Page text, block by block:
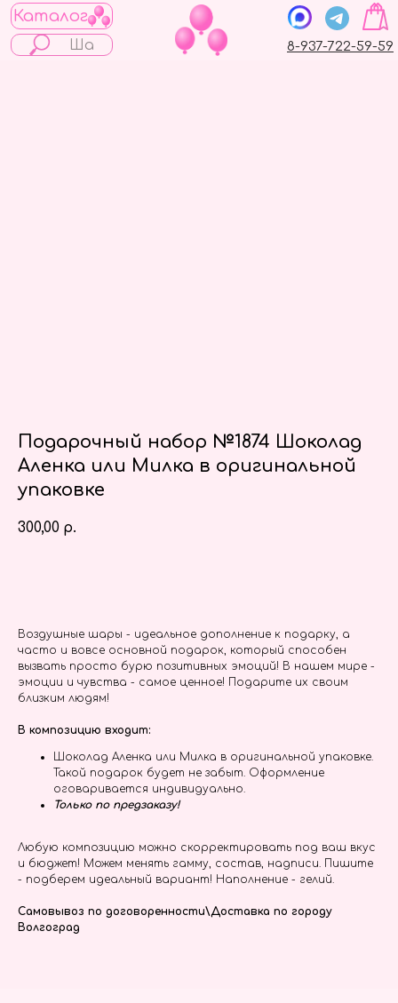
Каталог
8-937-722-59-59
Подарочный набор №1874 Шоколад
Аленка или Милка в оригинальной
упаковке
300,00 р.
Воздушные шары - идеальное дополнение к подарку, а
часто и вовсе основной подарок, который способен
вызвать просто бурю позитивных эмоций! В нашем мире -
эмоции и чувства - самое ценное! Подарите их своим
близким людям!
В композицию входит:
Шоколад Аленка или Милка в оригинальной упаковке.
Такой подарок будет не забыт. Оформление
оговаривается индивидуально.
Только по предзаказу!
Любую композицию можно скорректировать под ваш вкус
и бюджет! Можем менять гамму, состав, надписи. Пишите
- подберем идеальный вариант! Наполнение - гелий.
Самовывоз по договоренности\Доставка по городу
Волгоград